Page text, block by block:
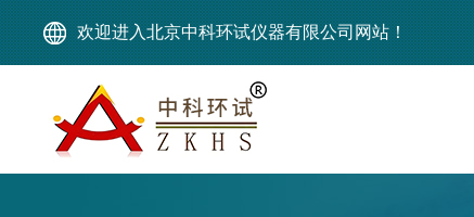
欢迎进入北京中科环试仪器有限公司网站！